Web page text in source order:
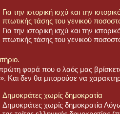
Για την ιστορική ισχύ και την
πτωτικής τάσης του γενικού
Για την ιστορική ισχύ και την
πτωτικής τάσης του γενικού
πρώτη φορά που ο λαός μας
Και δεν θα μπορούσε να
Δημοκράτες χωρίς δημοκρατία
Δημοκράτες χωρίς δημοκρατία